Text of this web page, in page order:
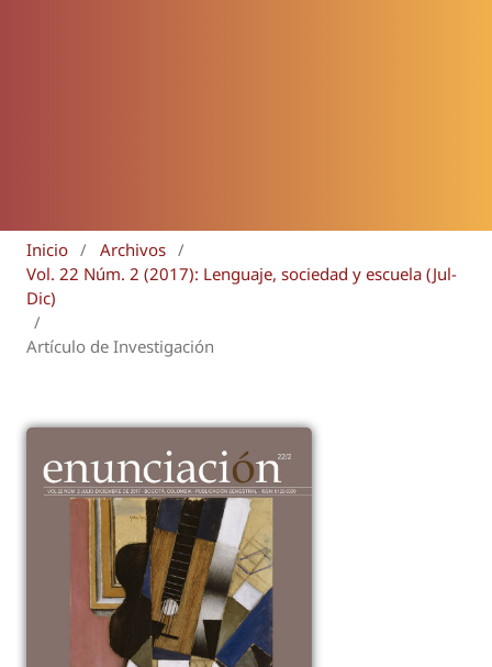
Inicio / Archivos /
Vol. 22 Núm. 2 (2017): Lenguaje, sociedad y escuela (Jul-
Dic)
/
Artículo de Investigación